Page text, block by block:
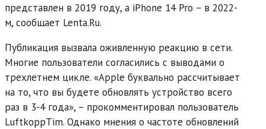
представлен в 2019 году, а iPhone 14 Pro – в 2022-
м, сообщает Lenta.Ru.
Публикация вызвала оживленную реакцию в сети.
Многие пользователи согласились с выводами о
трехлетнем цикле. «Apple буквально рассчитывает
на то, что вы будете обновлять устройство всего
раз в 3-4 года», – прокомментировал пользователь
LuftkoppTim. Однако мнения о частоте обновлений